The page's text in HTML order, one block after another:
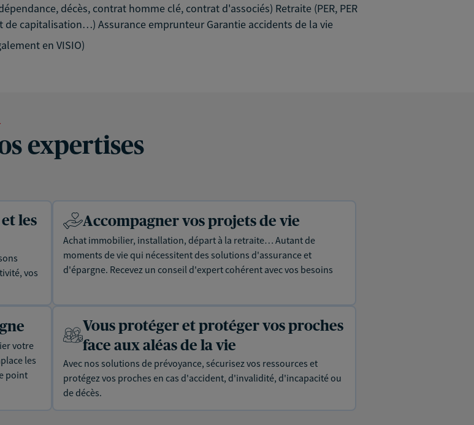
décès, contrat homme clé, contrat d'associés) Retraite (PER, PER
de capitalisation…) Assurance emprunteur Garantie accidents de la vie
en VISIO)
expertises
les
vos
Accompagner vos projets de vie
Achat immobilier, installation, départ à la retraite… Autant de
moments de vie qui nécessitent des solutions d'assurance et
d'épargne. Recevez un conseil d'expert cohérent avec vos besoins
votre
les
point
Vous protéger et protéger vos proches
face aux aléas de la vie
Avec nos solutions de prévoyance, sécurisez vos ressources et
protégez vos proches en cas d'accident, d'invalidité, d'incapacité ou
de décès.